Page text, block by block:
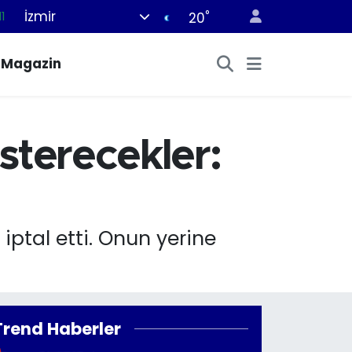
İzmir 20°
Magazin
iptal etti. Onun yerine
Haberler